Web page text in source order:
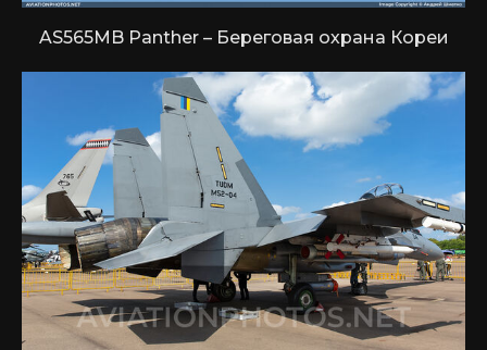
AS565MB Panther – Береговая охрана Кореи